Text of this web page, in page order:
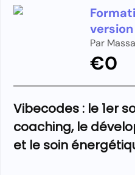
Par
€0
Vibecodes : le 1er
coaching, le
et le soin